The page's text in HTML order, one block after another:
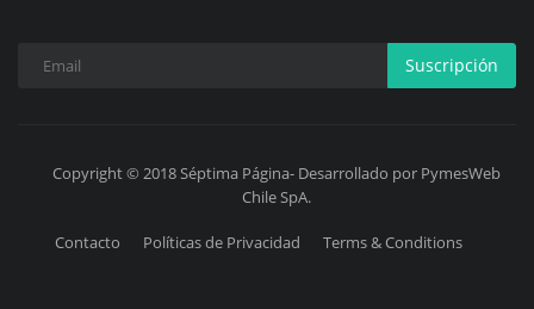
Suscripción
Copyright © 2018 Séptima Página- Desarrollado por PymesWeb
Chile SpA.
Contacto Políticas de Privacidad Terms & Conditions